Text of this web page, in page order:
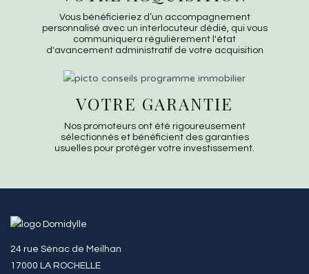
Vous bénéficieriez d’un accompagnement
personnalisé avec un interlocuteur dédié, qui vous
communiquera régulièrement l'état
d'avancement administratif de votre acquisition
VOTRE GARANTIE
Nos promoteurs ont été rigoureusement
sélectionnés et bénéficient des garanties
usuelles pour protéger votre investissement.
24 rue Sénac de Meilhan
17000 LA ROCHELLE